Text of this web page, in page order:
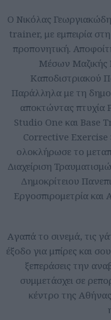
Ο Νικόλας
trainer, με εμπειρία
προπονητική.
Μέσων Μαζικής
Καποδιστριακού
Παράλληλα με τη
αποκτώντας πτυχία
Studio One και Base
Corrective Exercise
ολοκλήρωσε το
Διαχείριση
Δημοκρίτειου
Εργοσπιρομετρία και
Aγαπά το σινεμά, τις
έξοδο για μπίρες και
ξεπεράσεις την
συμμετάσχει σε
κέντρο της